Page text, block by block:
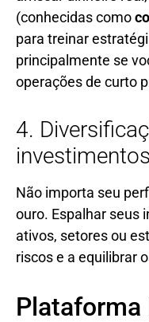
(conhecidas como
para treinar
principalmente se
operações de curto
4.
investimentos
Não importa seu
ouro. Espalhar seus
ativos, setores ou
riscos e a equilibrar
Plataforma